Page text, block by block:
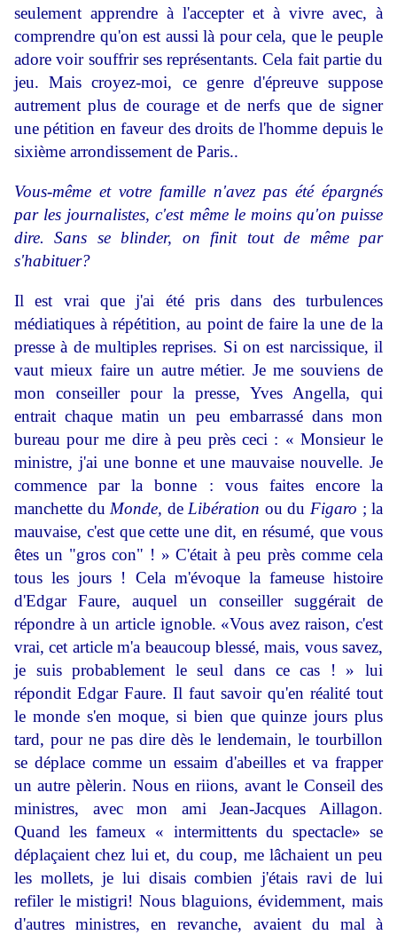
seulement apprendre à l'accepter et à vivre avec, à
comprendre qu'on est aussi là pour cela, que le peuple
adore voir souffrir ses représentants. Cela fait partie du
jeu. Mais croyez-moi, ce genre d'épreuve suppose
autrement plus de courage et de nerfs que de signer
une pétition en faveur des droits de l'homme depuis le
sixième arrondissement de Paris..
Vous-même et votre famille n'avez pas été épargnés
par les journa­listes, c'est même le moins qu'on puisse
dire. Sans se blinder, on finit tout de même par
s'habituer?
Il est vrai que j'ai été pris dans des turbulences
médiatiques à répétition, au point de faire la une de la
presse à de multiples reprises. Si on est narcissique, il
vaut mieux faire un autre métier. Je me souviens de
mon conseiller pour la presse, Yves Angella, qui
entrait chaque matin un peu embarrassé dans mon
bureau pour me dire à peu près ceci : « Monsieur le
ministre, j'ai une bonne et une mauvaise nouvelle. Je
commence par la bonne : vous faites encore la
manchette du Monde, de Libération ou du Figaro ; la
mauvaise, c'est que cette une dit, en résumé, que vous
êtes un "gros con" ! » C'était à peu près comme cela
tous les jours ! Cela m'évoque la fameuse histoire
d'Edgar Faure, auquel un conseiller suggérait de
répondre à un article ignoble. «Vous avez raison, c'est
vrai, cet article m'a beaucoup blessé, mais, vous savez,
je suis probablement le seul dans ce cas ! » lui
répondit Edgar Faure. Il faut savoir qu'en réalité tout
le monde s'en moque, si bien que quinze jours plus
tard, pour ne pas dire dès le lendemain, le tourbillon
se déplace comme un essaim d'abeilles et va frapper
un autre pèlerin. Nous en riions, avant le Conseil des
ministres, avec mon ami Jean-Jacques Aillagon.
Quand les fameux « inter­mittents du spectacle» se
déplaçaient chez lui et, du coup, me lâchaient un peu
les mollets, je lui disais combien j'étais ravi de lui
refiler le mistigri! Nous blaguions, évidemment, mais
d'autres ministres, en revanche, avaient du mal à